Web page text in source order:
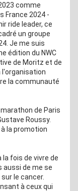
comme
France 2024 -
ride leader, ce
un groupe
Je me suis
édition du NWC
de Moritz et de
l'organisation
la communauté
marathon de Paris
Roussy.
la promotion
la fois de vivre de
aussi de me se
le cancer.
à ceux qui